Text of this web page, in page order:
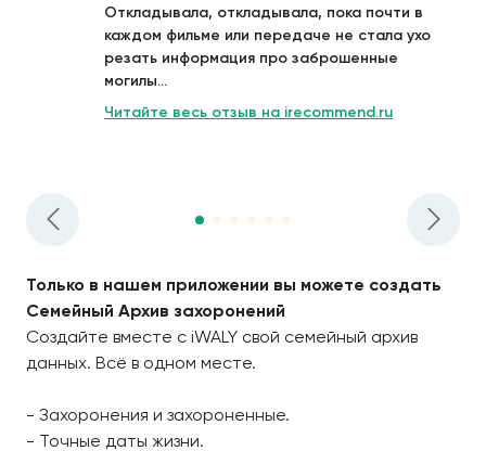
Откладывала, откладывала, пока почти в
каждом фильме или передаче не стала ухо
резать информация про заброшенные
могилы...
Читайте весь отзыв на irecommend.ru
Только в нашем приложении вы можете создать
Семейный Архив захоронений
Создайте вместе с iWALY свой семейный архив
данных. Всё в одном месте.
- Захоронения и захороненные.
- Точные даты жизни.